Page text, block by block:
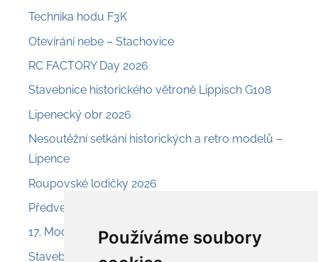
Používáme soubory
Technika hodu F3K
Otevírání nebe – Stachovice
RC FACTORY Day 2026
Stavebnice historického větroně Lippisch G108
Lipenecký obr 2026
Nesoutěžní setkání historických a retro modelů –
Lipence
Roupovské lodičky 2026
Předveď a prodej – Nesvačily
17. Model Air Show Chroust
Stavebnice Aroso 225 – svahový akrobatický